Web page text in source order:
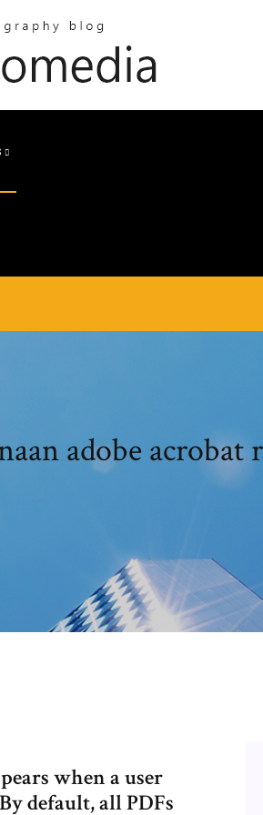
adobe acrobat
when a user
default, all PDFs